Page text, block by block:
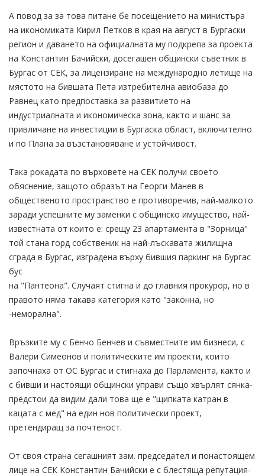
А повод за за това питане бе посещението на министъра
на икономиката Кирил Петков в края на август в Бургаски
регион и даването на официалната му подкрепа за проекта
на Константин Бачийски, досегашен общински съветник в
Бургас от СЕК, за лицензиране на международно летище на
мястото на бившата Пета изтребителна авиобаза до
Равнец като предпоставка за развитието на
индустриалната и икономическа зона, както и шанс за
привличане на инвестиции в Бургаска област, включително
и по Плана за възстановяване и устойчивост.
Така рокадата по върховете на СЕК получи своето
обяснение, защото образът на Георги Манев в
общественото пространство е противоречив, най-малкото
заради успешните му заменки с общинско имущество, най-
известната от които е: срещу 23 апартамента в "Зорница"
той стана горд собственик на най-лъскавата жилищна
сграда в Бургас, изградена върху бившия паркинг на Бургас
бус
на "Пантеона". Случаят стигна и до главния прокурор, но в
правото няма такава категория като "законна, но
-неморална".
Връзките му с Бенчо Бенчев и съвместните им бизнеси, с
Валери Симеонов и политическите им проекти, които
започнаха от ОС Бургас и стигнаха до Парламента, както и
с бивши и настоящи общински управи също хвърлят сянка-
предстои да видим дали това ще е "щипката катран в
кацата с мед" на един нов политически проект,
претендиращ за почтеност.
От своя страна сегашният зам. председател и понастоящем
лице на СЕК Константин Бачийски е с блестяща репутация-